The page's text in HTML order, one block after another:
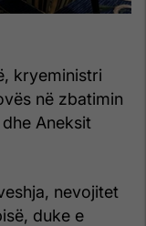
kryeministri
në zbatimin
Aneksit
nevojitet
duke e